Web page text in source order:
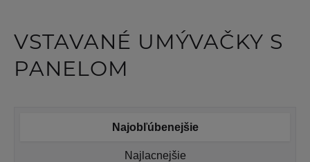
VSTAVANÉ UMÝVAČKY S
PANELOM
Najobľúbenejšie
Najlacnejšie